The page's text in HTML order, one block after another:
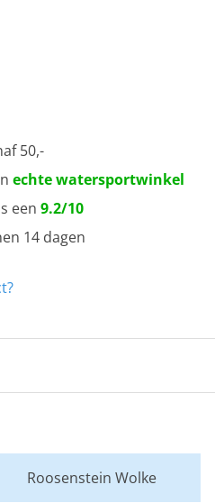
50,-
echte watersportwinkel
een 9.2/10
14 dagen
Roosenstein Wolke